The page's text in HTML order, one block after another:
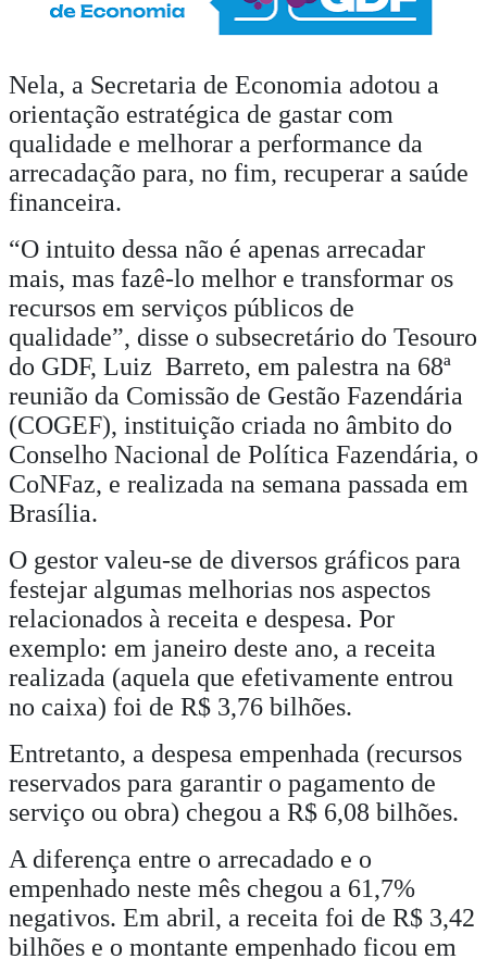
Nela, a Secretaria de Economia adotou a
orientação estratégica de gastar com
qualidade e melhorar a performance da
arrecadação para, no fim, recuperar a saúde
financeira.
“O intuito dessa não é apenas arrecadar
mais, mas fazê-lo melhor e transformar os
recursos em serviços públicos de
qualidade”, disse o subsecretário do Tesouro
do GDF, Luiz Barreto, em palestra na 68ª
reunião da Comissão de Gestão Fazendária
(COGEF), instituição criada no âmbito do
Conselho Nacional de Política Fazendária, o
CoNFaz, e realizada na semana passada em
Brasília.
O gestor valeu-se de diversos gráficos para
festejar algumas melhorias nos aspectos
relacionados à receita e despesa. Por
exemplo: em janeiro deste ano, a receita
realizada (aquela que efetivamente entrou
no caixa) foi de R$ 3,76 bilhões.
Entretanto, a despesa empenhada (recursos
reservados para garantir o pagamento de
serviço ou obra) chegou a R$ 6,08 bilhões.
A diferença entre o arrecadado e o
empenhado neste mês chegou a 61,7%
negativos. Em abril, a receita foi de R$ 3,42
bilhões e o montante empenhado ficou em